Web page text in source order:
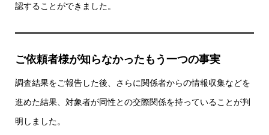
認することができました。
ご依頼者様が知らなかったもう一つの事実
調査結果をご報告した後、さらに関係者からの情報収集などを
進めた結果、対象者が同性との交際関係を持っていることが判
明しました。